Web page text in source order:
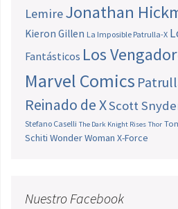
LemireJonathan
Kieron Gillen La Imposible Patrulla-X
Fantásticos Los
Marvel Comics
Reinado de XScott
Stefano Caselli The Dark Knight Rises Thor
Schiti Wonder Woman X-Force
Nuestro Facebook